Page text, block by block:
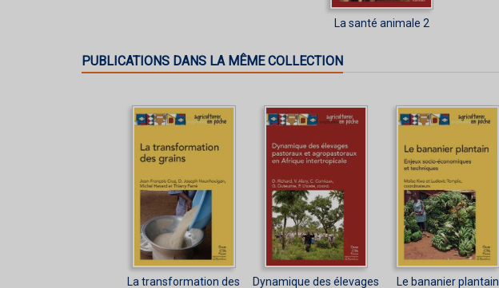
La santé animale 2
PUBLICATIONS DANS LA MÊME COLLECTION
La transformation des
Dynamique des élevages
Le bananier plantain